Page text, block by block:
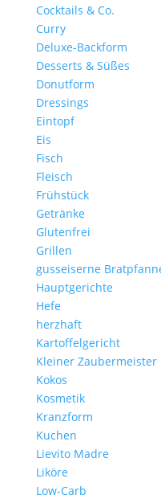
Cocktails & Co.
Curry
Deluxe-Backform
Desserts & Süßes
Donutform
Dressings
Eintopf
Eis
Fisch
Fleisch
Frühstück
Getränke
Glutenfrei
Grillen
gusseiserne
Hauptgerichte
Hefe
herzhaft
Kartoffelgericht
Kleiner Zaubermeister
Kokos
Kosmetik
Kranzform
Kuchen
Lievito Madre
Liköre
Low-Carb